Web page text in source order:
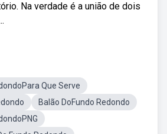
Na verdade é a união de dois
Que Serve
Balão DoFundo Redondo